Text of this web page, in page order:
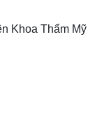
Khoa Thẩm Mỹ